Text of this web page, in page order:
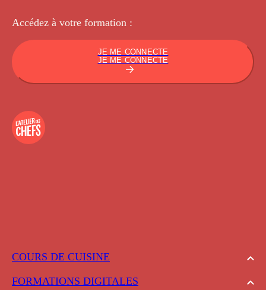
COURS DE CUISINE
FORMATIONS DIGITALES
Accédez à votre formation :
JE ME CONNECTE
JE ME CONNECTE